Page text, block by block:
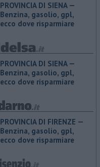
PROVINCIA DI SIENA — ​
Benzina, gasolio, gpl,
ecco dove risparmiare
PROVINCIA DI SIENA — ​
Benzina, gasolio, gpl,
ecco dove risparmiare
PROVINCIA DI FIRENZE — ​
Benzina, gasolio, gpl,
ecco dove risparmiare